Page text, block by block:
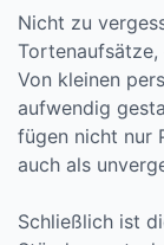
Nicht zu
Von kleinen
aufwendig
fügen nicht nur
auch als
Schließlich ist